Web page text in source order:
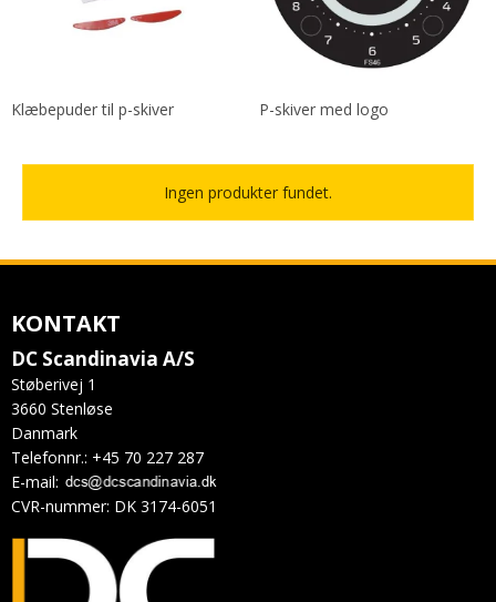
Klæbepuder til p-skiver P-skiver med logo
Ingen produkter fundet.
KONTAKT
DC Scandinavia A/S
Støberivej 1
3660 Stenløse
Danmark
Telefonnr.: +45 70 227 287
E-mail:
CVR-nummer: DK 3174-6051